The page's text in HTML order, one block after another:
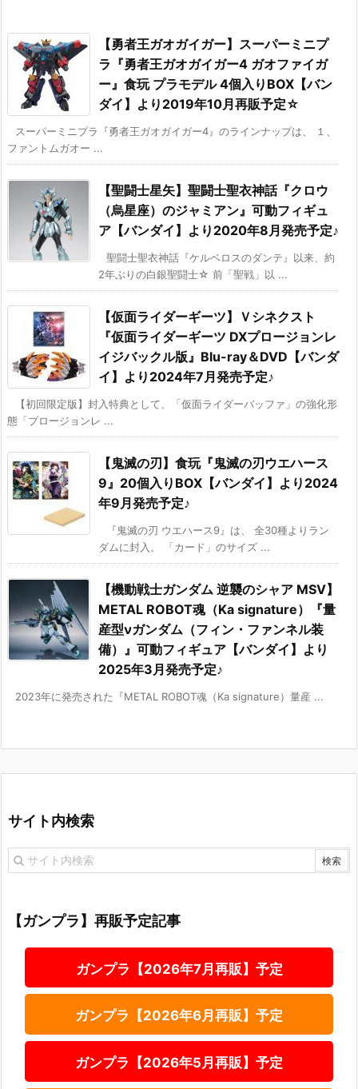
【勇者王ガオガイガー】スーパーミニプ
ラ『勇者王ガオガイガー4 ガオファイガ
ー』食玩 プラモデル 4個入りBOX【バン
ダイ】より2019年10月再販予定☆
スーパーミニプラ『勇者王ガオガイガー4』のラインナップは、 １、
ファントムガオー ...
【聖闘士星矢】聖闘士聖衣神話『クロウ
（烏星座）のジャミアン』可動フィギュ
ア【バンダイ】より2020年8月発売予定♪
聖闘士聖衣神話『ケルベロスのダンテ』以来、約
2年ぶりの白銀聖闘士☆ 前「聖戦」以 ...
【仮面ライダーギーツ】Ｖシネクスト
『仮面ライダーギーツ DXプロージョンレ
イジバックル版』Blu-ray＆DVD【バンダ
イ】より2024年7月発売予定♪
【初回限定版】封入特典として、「仮面ライダーバッファ」の強化形
態「プロージョンレ ...
【鬼滅の刃】食玩『鬼滅の刃ウエハース
9』20個入りBOX【バンダイ】より2024
年9月発売予定♪
『鬼滅の刃 ウエハース9』は、 全30種よりラン
ダムに封入。 「カード」のサイズ ...
【機動戦士ガンダム 逆襲のシャア MSV】
METAL ROBOT魂（Ka signature）『量
産型νガンダム（フィン・ファンネル装
備）』可動フィギュア【バンダイ】より
2025年3月発売予定♪
2023年に発売された『METAL ROBOT魂（Ka signature）量産 ...
サイト内検索
【ガンプラ】再販予定記事
ガンプラ【2026年7月再販】予定
ガンプラ【2026年6月再販】予定
ガンプラ【2026年5月再販】予定